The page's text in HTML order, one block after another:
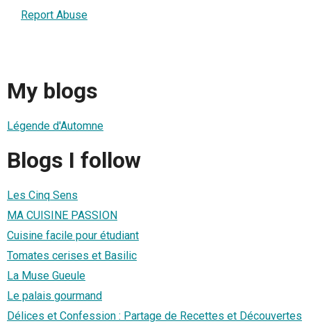
Report Abuse
My blogs
Légende d'Automne
Blogs I follow
Les Cinq Sens
MA CUISINE PASSION
Cuisine facile pour étudiant
Tomates cerises et Basilic
La Muse Gueule
Le palais gourmand
Délices et Confession : Partage de Recettes et Découvertes